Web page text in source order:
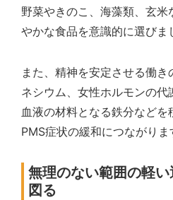
野菜やきのこ、海藻類、玄
やかな食品を意識的に選びま
また、精神を安定させる働
ネシウム、女性ホルモンの代
血液の材料となる鉄分などを
PMS症状の緩和につながりま
無理のない範囲の軽
図る